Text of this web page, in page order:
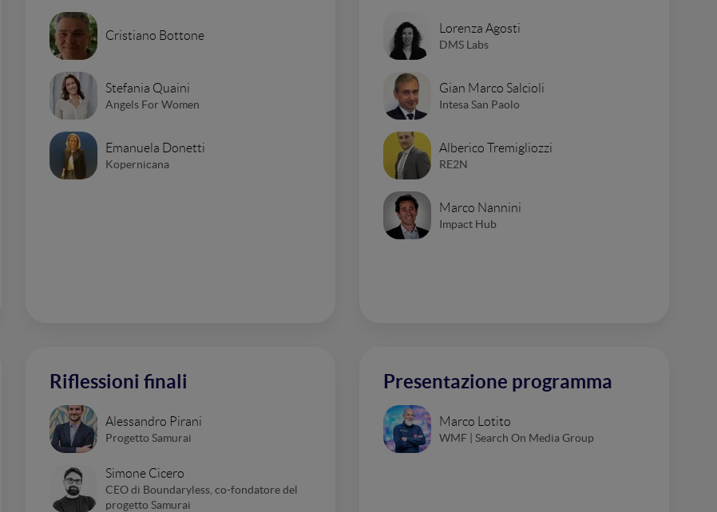
Cristiano Bottone
Stefania Quaini
Angels For Women
Emanuela Donetti
Kopernicana
Lorenza Agosti
DMS Labs
Gian Marco Salcioli
Intesa San Paolo
Alberico Tremigliozzi
RE2N
Marco Nannini
Impact Hub
Riflessioni finali
Alessandro Pirani
Progetto Samurai
Simone Cicero
CEO di Boundaryless, co-fondatore del
progetto Samurai
Presentazione programma
Marco Lotito
WMF | Search On Media Group